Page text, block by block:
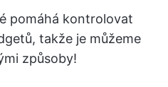
pomáhá kontrolovat
takže je můžeme
způsoby!